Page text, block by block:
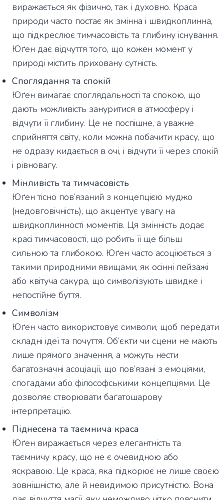
виражається як фізично, так і духовно. Краса
природи часто постає як змінна і швидкоплинна,
що підкреслює тимчасовість та глибину існування.
Юґен дає відчуття того, що кожен момент у
природі містить приховану сутність.
Споглядання та спокій
Юґен вимагає споглядальності та спокою, що
дають можливість зануритися в атмосферу і
відчути її глибину. Це не поспішне, а уважне
сприйняття світу, коли можна побачити красу, що
не одразу кидається в очі, і відчути її через спокій
і рівновагу.
Мінливість та тимчасовість
Юґен тісно пов’язаний з концепцією муджо
(недовговічність), що акцентує увагу на
швидкоплинності моментів. Ця змінність додає
красі тимчасовості, що робить її ще більш
сильною та глибокою. Юґен часто асоціюється з
такими природними явищами, як осінні пейзажі
або квітуча сакура, що символізують швидке і
непостійне буття.
Символізм
Юґен часто використовує символи, щоб передати
складні ідеї та почуття. Об’єкти чи сцени не мають
лише прямого значення, а можуть нести
багатозначні асоціації, що пов’язані з емоціями,
спогадами або філософськими концепціями. Це
дозволяє створювати багатошарову
інтерпретацію.
Піднесена та таємнича краса
Юґен виражається через елегантність та
таємничу красу, що не є очевидною або
яскравою. Це краса, яка підкорює не лише своєю
зовнішністю, але й невидимою присутністю. Вона